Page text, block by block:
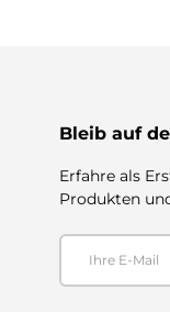
Bleib auf
Erfahre als
Produkten
E-Mail